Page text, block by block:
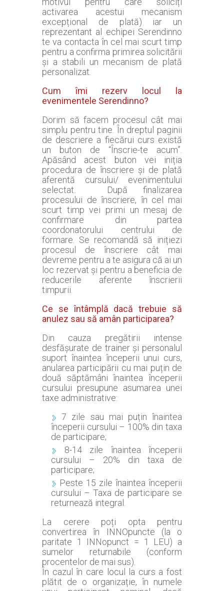
activarea acestui mecanism
excepțional de plată) iar un
reprezentant al echipei Serendinno
te va contacta în cel mai scurt timp
pentru a confirma primirea solicitării
și a stabili un mecanism de plată
personalizat.
Cum îmi rezerv locul la
evenimentele Serendinno?
Dorim să facem procesul cât mai
simplu pentru tine. În dreptul paginii
de descriere a fiecărui curs există
un buton de “Înscrie-te acum”.
Apăsând acest buton vei iniția
procedura de înscriere și de plată
aferentă cursului/ evenimentului
selectat. După finalizarea
procesului de înscriere, în cel mai
scurt timp vei primi un mesaj de
confirmare din partea
coordonatorului centrului de
formare. Se recomandă să inițiezi
procesul de înscriere cât mai
devreme pentru a te asigura că ai un
loc rezervat și pentru a beneficia de
reducerile aferente înscrierii
timpurii.
Ce se întâmplă dacă trebuie să
anulez sau să amân participarea?
Din cauza pregătirii intense
desfășurate de trainer și personalul
suport înaintea începerii unui curs,
anularea participării cu mai puțin de
două săptămâni înaintea începerii
cursului presupune asumarea unei
taxe administrative:
7 zile sau mai puțin înaintea
începerii cursului – 100% din taxa
de participare;
8-14 zile înaintea începerii
cursului – 20% din taxa de
participare;
Peste 15 zile înaintea începerii
cursului – Taxa de participare se
returnează integral.
La cerere poți opta pentru
convertirea în INNOpuncte (la o
paritate 1 INNopunct = 1 LEU) a
sumelor returnabile (conform
procentelor de mai sus).
În cazul în care locul la curs a fost
plătit de o organizație, în numele